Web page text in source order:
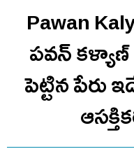
Pawan
పవన్
పెట్టిన పేరు